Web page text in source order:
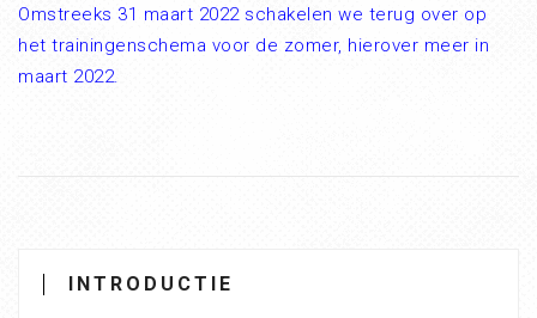
Omstreeks 31 maart 2022 schakelen we terug over op
het trainingenschema voor de zomer, hierover meer in
maart 2022.
INTRODUCTIE